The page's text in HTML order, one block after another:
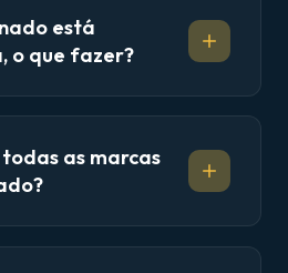
está
o que fazer?
as marcas